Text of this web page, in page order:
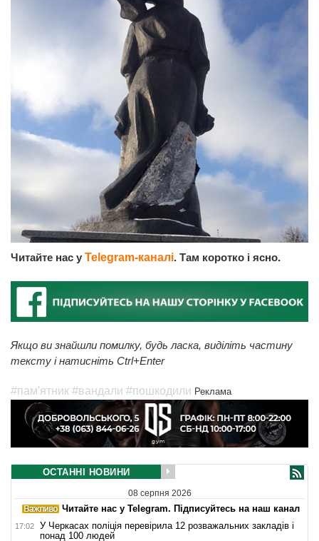
Читайте нас у Telegram-каналі. Там коротко і ясно.
Якщо ви знайшли помилку, будь ласка, виділіть частину
тексту і натисніть Ctrl+Enter
#пам'ятник #вандали #пошкодили Реклама
ОСТАННІ НОВИНИ
08 серпня 2026
Читайте нас у Telegram. Підписуйтесь на наш канал
17:02
У Черкасах поліція перевірила 12 розважальних закладів і
понад 100 людей